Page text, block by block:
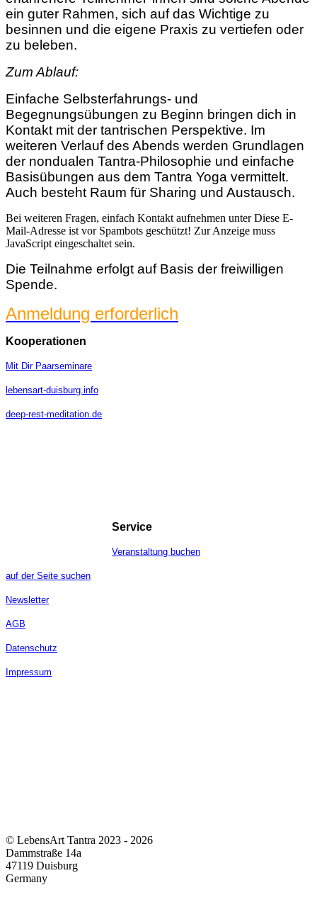
ein guter Rahmen, sich auf das Wichtige zu
besinnen und die eigene Praxis zu vertiefen oder
zu beleben.
Zum Ablauf:
Einfache Selbsterfahrungs- und
Begegnungsübungen zu Beginn bringen dich in
Kontakt mit der tantrischen Perspektive. Im
weiteren Verlauf des Abends werden Grundlagen
der nondualen Tantra-Philosophie und einfache
Basisübungen aus dem Tantra Yoga vermittelt.
Auch besteht Raum für Sharing und Austausch.
Bei weiteren Fragen, einfach Kontakt aufnehmen unterDiese E-
Mail-Adresse ist vor Spambots geschützt! Zur Anzeige muss
JavaScript eingeschaltet sein.
Die Teilnahme erfolgt auf Basis der freiwilligen
Spende.
Anmeldung erforderlich
Kooperationen
Mit Dir Paarseminare
lebensart-duisburg.info
deep-rest-meditation.de
Service
Veranstaltung buchen
auf der Seite suchen
Newsletter
AGB
Datenschutz
Impressum
© LebensArt Tantra 2023 - 2026
Dammstraße 14a
47119 Duisburg
Germany